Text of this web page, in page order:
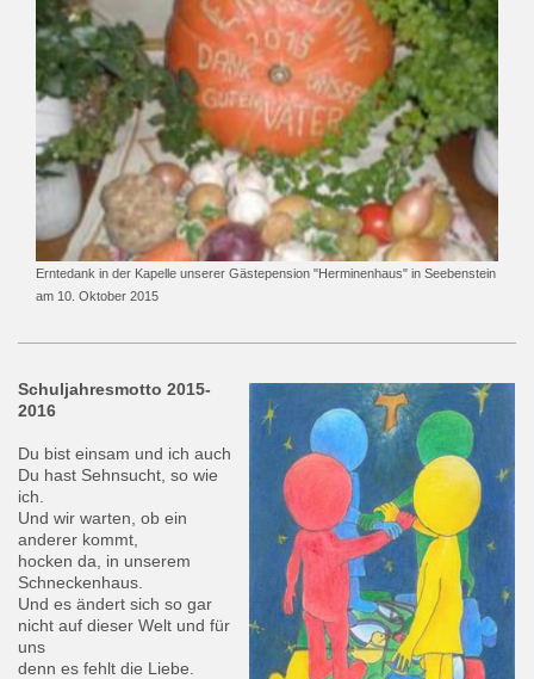
Erntedank in der Kapelle unserer Gästepension "Herminenhaus" in Seebenstein
am 10. Oktober 2015
Schuljahresmotto 2015-
2016
Du bist einsam und ich auch
Du hast Sehnsucht, so wie
ich.
Und wir warten, ob ein
anderer kommt,
hocken da, in unserem
Schneckenhaus.
Und es ändert sich so gar
nicht auf dieser Welt und für
uns
denn es fehlt die Liebe.